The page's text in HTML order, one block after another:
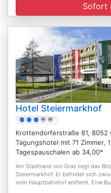
Sofort
Hotel Steiermarkhof
Krottendorferstraße 81, 8052
Tagungshotel mit 71 Zimmer,
Tagespauschalen ab 34,00*
Am Stadtrand von Graz liegt das
Steiermarkhof. Er befindet sich
vom Hauptbahnhof entfernt. Eine